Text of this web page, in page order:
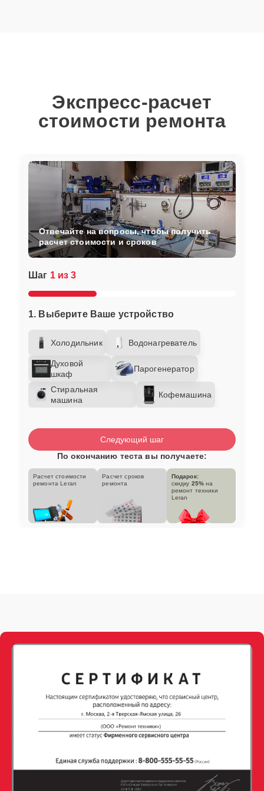
Экспресс-расчет
стоимости ремонта
Шаг 1 из 3
1. Выберите Ваше устройство
Холодильник Водонагреватель
Духовой
шкаф
Парогенератор
Стиральная
машина
Кофемашина
Отвечайте на вопросы, чтобы получить
расчет стоимости и сроков
Следующий шаг
По окончанию теста вы получаете:
Расчет стоимости
ремонта Leran
Расчет сроков
ремонта
Подарок:
скидку 25% на
ремонт техники
Leran